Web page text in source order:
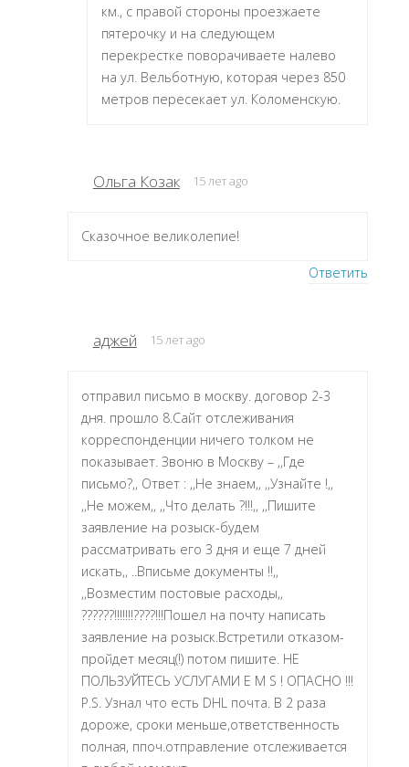
км., с правой стороны проезжаете
пятерочку и на следующем
перекрестке поворачиваете налево
на ул. Вельботную, которая через 850
метров пересекает ул. Коломенскую.
Ольга Козак 15 лет ago
Сказочное великолепие!
Ответить
аджей 15 лет ago
отправил письмо в москву. договор 2-3
дня. прошло 8.Сайт отслеживания
корреспонденции ничего толком не
показывает. Звоню в Москву – ,,Где
письмо?,, Ответ : ,,Не знаем,, ,,Узнайте !,,
,,Не можем,, ,,Что делать ?!!!,, ,,Пишите
заявление на розыск-будем
рассматривать его 3 дня и еще 7 дней
искать,, ..Вписьме документы !!,,
,,Возместим постовые расходы,,
??????!!!!!!!????!!!Пошел на почту написать
заявление на розыск.Встретили отказом-
пройдет месяц(!) потом пишите. НЕ
ПОЛЬЗУЙТЕСЬ УСЛУГАМИ E M S ! ОПАСНО !!!
P.S. Узнал что есть DHL почта. В 2 раза
дороже, сроки меньше,ответственность
полная, ппоч.отправление отслеживается